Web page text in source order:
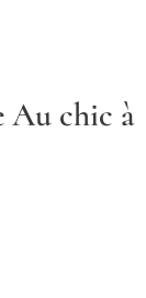
Au chic à